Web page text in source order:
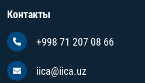
Контакты
+998 71 207 08 66
iica@iica.uz